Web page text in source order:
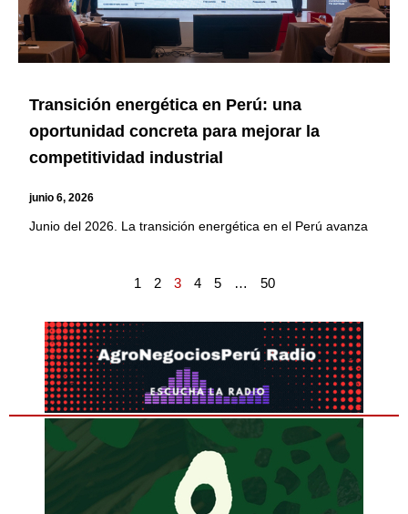
Transición energética en Perú: una
oportunidad concreta para mejorar la
competitividad industrial
junio 6, 2026
Junio del 2026. La transición energética en el Perú avanza
1 2 3 4 5 … 50